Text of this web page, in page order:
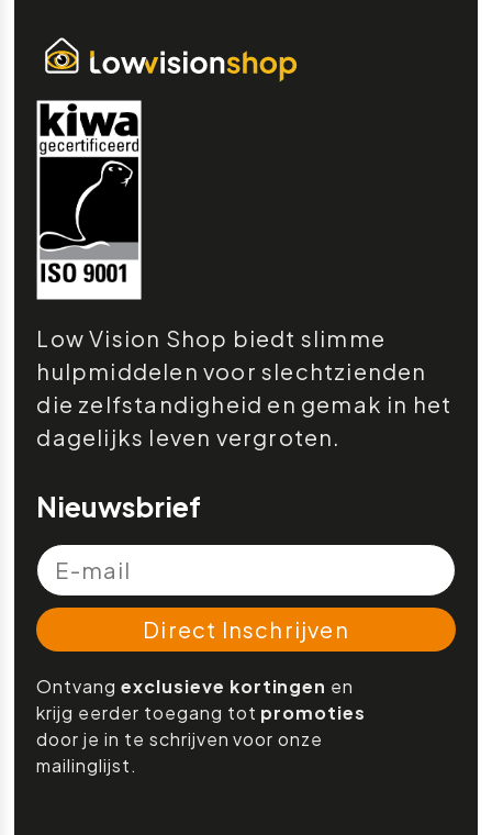
Low Vision Shop biedt slimme
hulpmiddelen voor slechtzienden
die zelfstandigheid en gemak in het
dagelijks leven vergroten.
Nieuwsbrief
Direct Inschrijven
Ontvangexclusieve kortingen en
krijg eerder toegang tot promoties
door je in te schrijven voor onze
mailinglijst.